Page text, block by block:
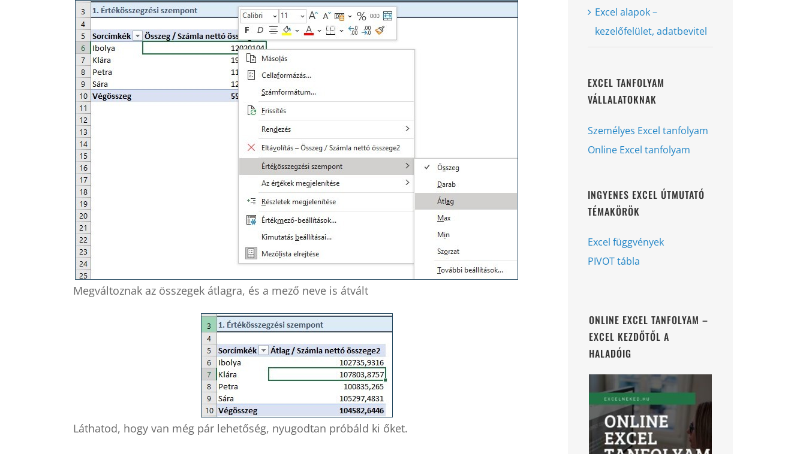
Megváltoznak az összegek átlagra, és a mező neve is átvált
Láthatod, hogy van még pár lehetőség, nyugodtan próbáld ki őket.
Excel alapok –
kezelőfelület, adatbevitel
EXCEL TANFOLYAM
VÁLLALATOKNAK
Személyes Excel tanfolyam
Online Excel tanfolyam
INGYENES EXCEL ÚTMUTATÓ
TÉMAKÖRÖK
Excel függvények
PIVOT tábla
ONLINE EXCEL TANFOLYAM –
EXCEL KEZDŐTŐL A
HALADÓIG